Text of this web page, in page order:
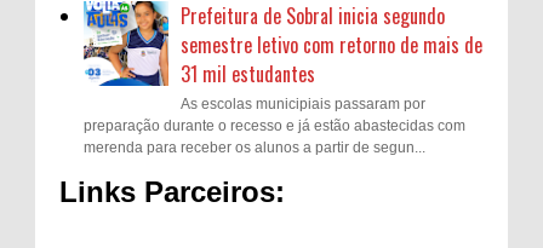
Prefeitura de Sobral inicia segundo
semestre letivo com retorno de mais de
31 mil estudantes
As escolas municipiais passaram por
preparação durante o recesso e já estão abastecidas com
merenda para receber os alunos a partir de segun...
Links Parceiros: